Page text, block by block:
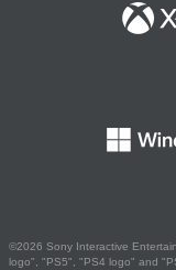
©2026 Sony Interactive
logo", "PS5", "PS4 logo" and